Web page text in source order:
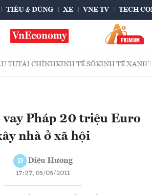
TIÊU & DÙNG XE VNE TV TECH
TƯTÀI CHÍNHKINH TẾ SỐKINH TẾ XANH
Pháp 20 triệu Euro
nhà ở xã hội
D Diệu Hương
17:27, 05/05/2011